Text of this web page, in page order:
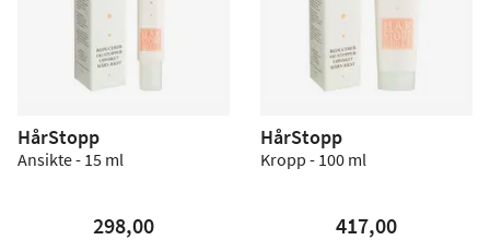
HårStopp
Ansikte - 15 ml
298,00
HårStopp
Kropp - 100 ml
417,00